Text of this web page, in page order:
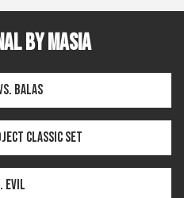
by MASIA
Balas
CLASSIC SET
Evil